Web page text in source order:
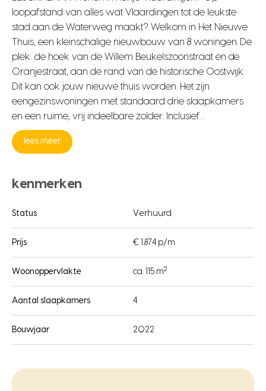
loopafstand van alles wat Vlaardingen tot de leukste
stad aan de Waterweg maakt? Welkom in Het Nieuwe
Thuis, een kleinschalige nieuwbouw van 8 woningen. De
plek: de hoek van de Willem Beukelszoonstraat en de
Oranjestraat, aan de rand van de historische Oostwijk.
Dit kan ook jouw nieuwe thuis worden. Het zijn
eengezinswoningen met standaard drie slaapkamers
en een ruime, vrij indeelbare zolder. Inclusief…
lees meer
kenmerken
Status Verhuurd
Prijs € 1.874 p/m
Woonoppervlakte ca. 115 m2
Aantal slaapkamers 4
Bouwjaar 2022